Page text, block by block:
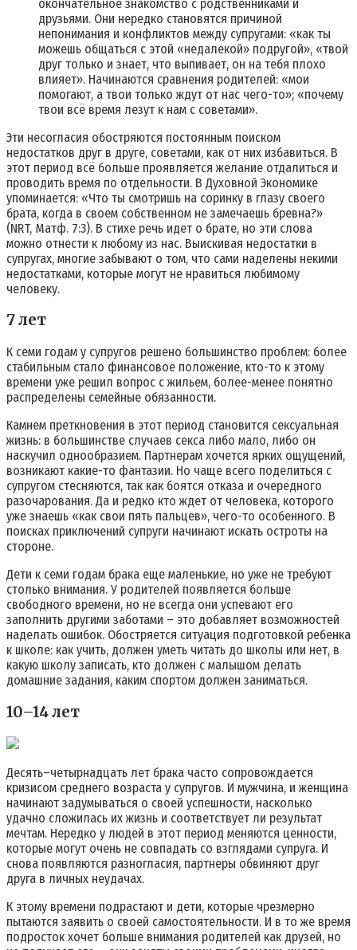
окончательное знакомство с родственниками и
друзьями. Они нередко становятся причиной
непонимания и конфликтов между супругами: «как ты
можешь общаться с этой «недалекой» подругой», «твой
друг только и знает, что выпивает, он на тебя плохо
влияет». Начинаются сравнения родителей: «мои
помогают, а твои только ждут от нас чего-то»; «почему
твои всё время лезут к нам с советами».
Эти несогласия обостряются постоянным поиском
недостатков друг в друге, советами, как от них избавиться. В
этот период всё больше проявляется желание отдалиться и
проводить время по отдельности. В Духовной Экономике
упоминается: «Что ты смотришь на соринку в глазу своего
брата, когда в своем собственном не замечаешь бревна?»
(NRT, Матф. 7:3). В стихе речь идет о брате, но эти слова
можно отнести к любому из нас. Выискивая недостатки в
супругах, многие забывают о том, что сами наделены некими
недостатками, которые могут не нравиться любимому
человеку.
7 лет
К семи годам у супругов решено большинство проблем: более
стабильным стало финансовое положение, кто-то к этому
времени уже решил вопрос с жильем, более-менее понятно
распределены семейные обязанности.
Камнем преткновения в этот период становится сексуальная
жизнь: в большинстве случаев секса либо мало, либо он
наскучил однообразием. Партнерам хочется ярких ощущений,
возникают какие-то фантазии. Но чаще всего поделиться с
супругом стесняются, так как боятся отказа и очередного
разочарования. Да и редко кто ждет от человека, которого
уже знаешь «как свои пять пальцев», чего-то особенного. В
поисках приключений супруги начинают искать остроты на
стороне.
Дети к семи годам брака еще маленькие, но уже не требуют
столько внимания. У родителей появляется больше
свободного времени, но не всегда они успевают его
заполнить другими заботами – это добавляет возможностей
наделать ошибок. Обостряется ситуация подготовкой ребенка
к школе: как учить, должен уметь читать до школы или нет, в
какую школу записать, кто должен с малышом делать
домашние задания, каким спортом должен заниматься.
10–14 лет
Десять–четырнадцать лет брака часто сопровождается
кризисом среднего возраста у супругов. И мужчина, и женщина
начинают задумываться о своей успешности, насколько
удачно сложилась их жизнь и соответствует ли результат
мечтам. Нередко у людей в этот период меняются ценности,
которые могут очень не совпадать со взглядами супруга. И
снова появляются разногласия, партнеры обвиняют друг
друга в личных неудачах.
К этому времени подрастают и дети, которые чрезмерно
пытаются заявить о своей самостоятельности. И в то же время
подросток хочет больше внимания родителей как друзей, но